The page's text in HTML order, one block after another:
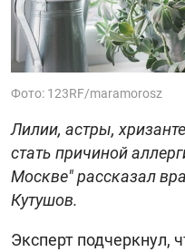
Фото: 123RF/maramorosz
Лилии, астры,
стать причиной
Москве" рассказал
Кутушов.
Эксперт подчеркнул,